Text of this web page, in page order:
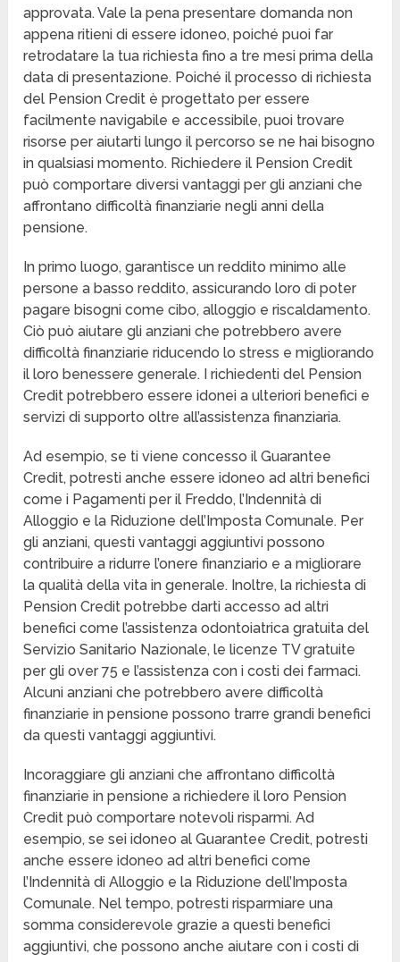
approvata. Vale la pena presentare domanda non
appena ritieni di essere idoneo, poiché puoi far
retrodatare la tua richiesta fino a tre mesi prima della
data di presentazione. Poiché il processo di richiesta
del Pension Credit è progettato per essere
facilmente navigabile e accessibile, puoi trovare
risorse per aiutarti lungo il percorso se ne hai bisogno
in qualsiasi momento. Richiedere il Pension Credit
può comportare diversi vantaggi per gli anziani che
affrontano difficoltà finanziarie negli anni della
pensione.
In primo luogo, garantisce un reddito minimo alle
persone a basso reddito, assicurando loro di poter
pagare bisogni come cibo, alloggio e riscaldamento.
Ciò può aiutare gli anziani che potrebbero avere
difficoltà finanziarie riducendo lo stress e migliorando
il loro benessere generale. I richiedenti del Pension
Credit potrebbero essere idonei a ulteriori benefici e
servizi di supporto oltre all’assistenza finanziaria.
Ad esempio, se ti viene concesso il Guarantee
Credit, potresti anche essere idoneo ad altri benefici
come i Pagamenti per il Freddo, l’Indennità di
Alloggio e la Riduzione dell’Imposta Comunale. Per
gli anziani, questi vantaggi aggiuntivi possono
contribuire a ridurre l’onere finanziario e a migliorare
la qualità della vita in generale. Inoltre, la richiesta di
Pension Credit potrebbe darti accesso ad altri
benefici come l’assistenza odontoiatrica gratuita del
Servizio Sanitario Nazionale, le licenze TV gratuite
per gli over 75 e l’assistenza con i costi dei farmaci.
Alcuni anziani che potrebbero avere difficoltà
finanziarie in pensione possono trarre grandi benefici
da questi vantaggi aggiuntivi.
Incoraggiare gli anziani che affrontano difficoltà
finanziarie in pensione a richiedere il loro Pension
Credit può comportare notevoli risparmi. Ad
esempio, se sei idoneo al Guarantee Credit, potresti
anche essere idoneo ad altri benefici come
l’Indennità di Alloggio e la Riduzione dell’Imposta
Comunale. Nel tempo, potresti risparmiare una
somma considerevole grazie a questi benefici
aggiuntivi, che possono anche aiutare con i costi di